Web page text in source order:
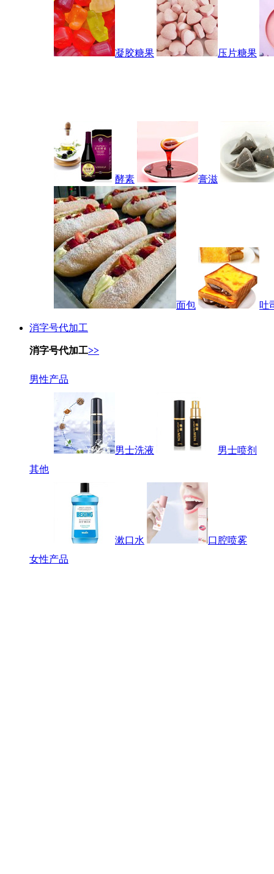
凝胶糖果 压片糖果
酵素 膏滋
面包 吐
消字号代加工
消字号代加工>>
男性产品
男士洗液
男士喷剂
其他
漱口水
口腔喷雾
女性产品